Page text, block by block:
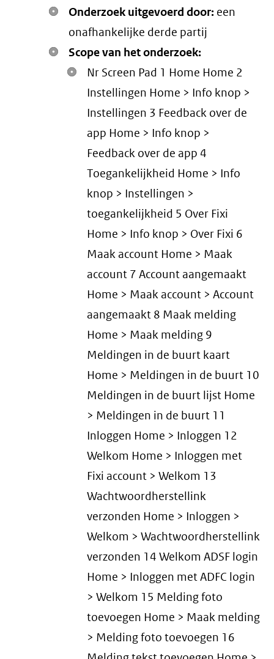
Onderzoek uitgevoerd door: een
onafhankelijke derde partij
Scope van het onderzoek:
Nr Screen Pad 1 Home Home 2
Instellingen Home > Info knop >
Instellingen 3 Feedback over de
app Home > Info knop >
Feedback over de app 4
Toegankelijkheid Home > Info
knop > Instellingen >
toegankelijkheid 5 Over Fixi
Home > Info knop > Over Fixi 6
Maak account Home > Maak
account 7 Account aangemaakt
Home > Maak account > Account
aangemaakt 8 Maak melding
Home > Maak melding 9
Meldingen in de buurt kaart
Home > Meldingen in de buurt 10
Meldingen in de buurt lijst Home
> Meldingen in de buurt 11
Inloggen Home > Inloggen 12
Welkom Home > Inloggen met
Fixi account > Welkom 13
Wachtwoordherstellink
verzonden Home > Inloggen >
Welkom > Wachtwoordherstellink
verzonden 14 Welkom ADSF login
Home > Inloggen met ADFC login
> Welkom 15 Melding foto
toevoegen Home > Maak melding
> Melding foto toevoegen 16